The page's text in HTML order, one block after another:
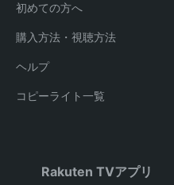
初めての方へ
購入方法・視聴方法
ヘルプ
コピーライト一覧
Rakuten TVアプリ